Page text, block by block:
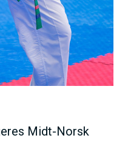
Midt-Norsk